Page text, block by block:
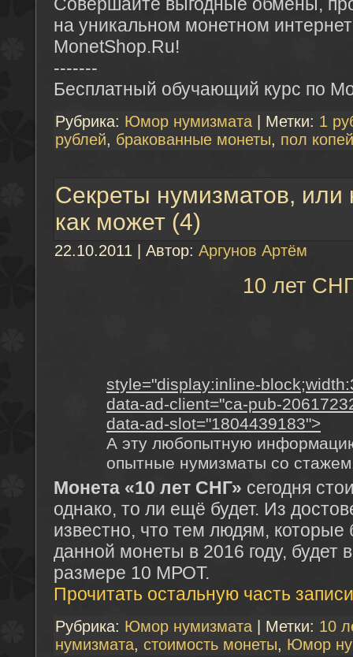
на уникальном монетном
MonetShop.Ru!
-------
Бесплатный обучающий курс по
Рубрика: Юмор нумизмата | Метки: 1
рублей, бракованные монеты, пол
Секреты нумизматов,
как может (4)
22.10.2011 | Автор: Аргунов Артём
10 лет
style="display:inline-
data-ad-client="ca-pub-
data-ad-slot="1804439183">
А эту любопытную
опытные нумизматы со
Монета «10 лет СНГ» сегодня
однако, то ли ещё будет. Из
известно, что тем людям, которые
данной монеты в 2016 году, будет
размере 10 МРОТ.
Прочитать остальную часть
Рубрика: Юмор нумизмата | Метки: 10
нумизмата, стоимость монеты, Юмор